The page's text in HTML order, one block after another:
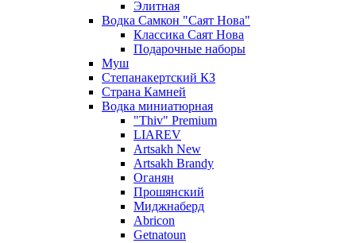
Элитная
Водка Самкон "Саят Нова"
Классика Саят Нова
Подарочные наборы
Муш
Степанакертский КЗ
Страна Камней
Водка миниатюрная
"Thiv" Premium
LIAREV
Artsakh New
Artsakh Brandy
Оганян
Прошянский
Миджнаберд
Abricon
Getnatoun